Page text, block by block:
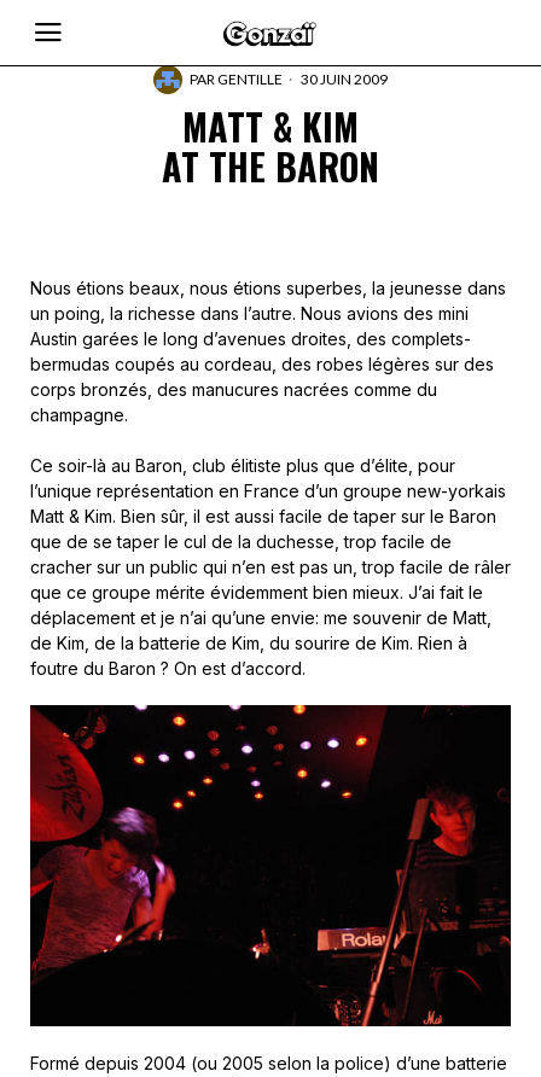
PARGENTILLE 30 JUIN 2009
MATT & KIM
AT THE BARON
Nous étions beaux, nous étions superbes, la jeunesse dans
un poing, la richesse dans l’autre. Nous avions des mini
Austin garées le long d’avenues droites, des complets-
bermudas coupés au cordeau, des robes légères sur des
corps bronzés, des manucures nacrées comme du
champagne.
Ce soir-là au Baron, club élitiste plus que d’élite, pour
l’unique représentation en France d’un groupe new-yorkais
Matt & Kim. Bien sûr, il est aussi facile de taper sur le Baron
que de se taper le cul de la duchesse, trop facile de
cracher sur un public qui n’en est pas un, trop facile de râler
que ce groupe mérite évidemment bien mieux. J’ai fait le
déplacement et je n’ai qu’une envie: me souvenir de Matt,
de Kim, de la batterie de Kim, du sourire de Kim. Rien à
foutre du Baron ? On est d’accord.
Formé depuis 2004 (ou 2005 selon la police) d’une batterie